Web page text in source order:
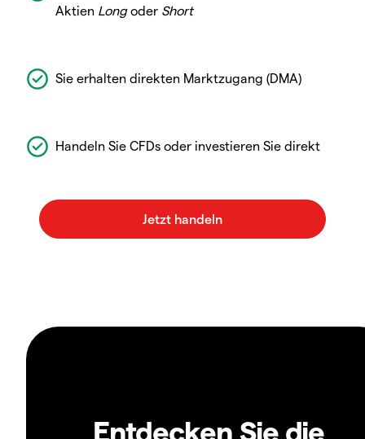
Aktien Longoder Short
Sie erhalten direkten Marktzugang (DMA)
Handeln Sie CFDs oder investieren Sie direkt
Entdecken Sie die